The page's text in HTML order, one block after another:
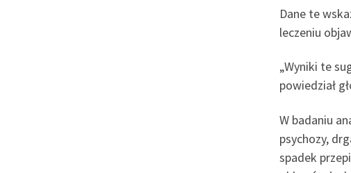
Dane te
leczeniu
„Wyniki te
powiedział
W badaniu
psychozy,
spadek